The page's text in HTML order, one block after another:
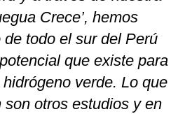
Crece’, hemos
todo el sur del Perú
que existe para
verde. Lo que
son otros estudios y en